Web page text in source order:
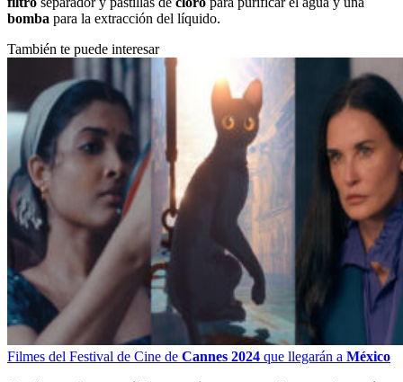
bomba para la extracción del líquido.
También te puede interesar
Filmes del Festival de Cine de Cannes 2024 que llegarán a México